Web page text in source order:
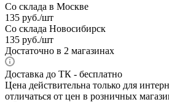
Со склада в Москве
135 руб./шт
Со склада Новосибирск
135 руб./шт
Достаточно в 2 магазинах
Доставка до ТК - бесплатно
Цена действительна только для
отличаться от цен в розничных